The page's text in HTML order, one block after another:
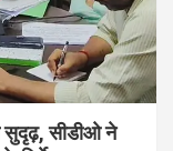
सुदृढ़, सीडीओ ने